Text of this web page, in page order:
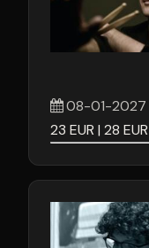
11
18
31 1
08-01-2027
23 EUR 28 EUR